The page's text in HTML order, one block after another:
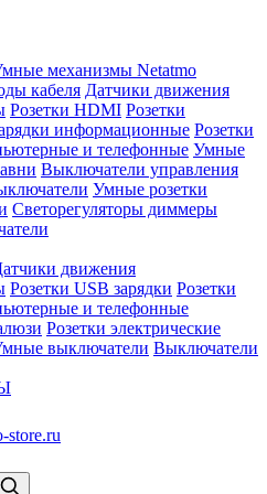
механизмы Netatmo
кабеля Датчики движения
Розетки HDMI Розетки
информационные Розетки
и телефонные Умные
Выключатели управления
Умные розетки
Светорегуляторы диммеры
движения
Розетки USB зарядки Розетки
и телефонные
Розетки электрические
выключатели Выключатели
store.ru